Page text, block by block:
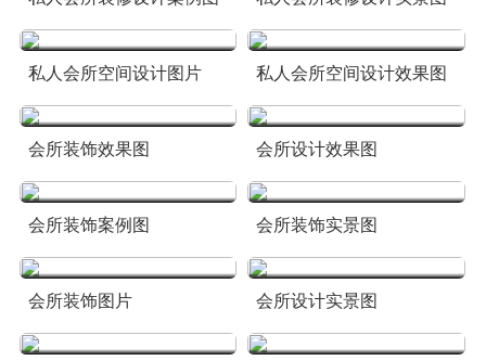
私人会所空间设计图片 私人会所空间设计效果图
会所装饰效果图 会所设计效果图
会所装饰案例图 会所装饰实景图
会所装饰图片 会所设计实景图